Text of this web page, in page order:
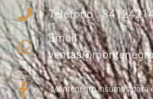
Teléfono :
Email :
Montenegro insumos para